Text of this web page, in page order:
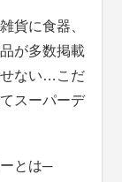
貨に食器、
が多数掲載
せない…こだ
スーパーデ
とは─